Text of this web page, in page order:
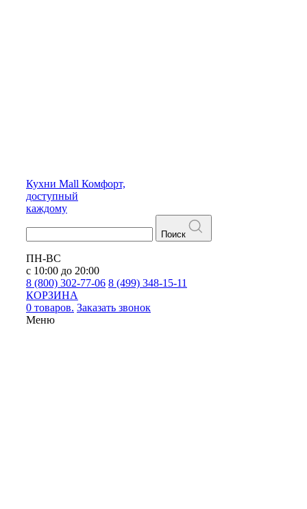
Кухни Mall Комфорт,
доступный
каждому
Поиск
ПН-ВС
с 10:00 до 20:00
8 (800) 302-77-06 8 (499) 348-15-11
КОРЗИНА
0 товаров. Заказать звонок
Меню